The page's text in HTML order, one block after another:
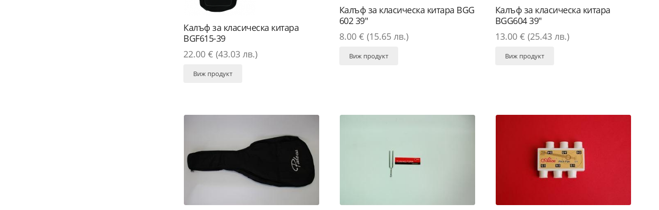
Калъф за класическа китара
BGF615-39
22.00 € (43.03 лв.)
Виж продукт
Калъф за класическа китара BGG
602 39"
8.00 € (15.65 лв.)
Виж продукт
Калъф за класическа китара
BGG604 39"
13.00 € (25.43 лв.)
Виж продукт